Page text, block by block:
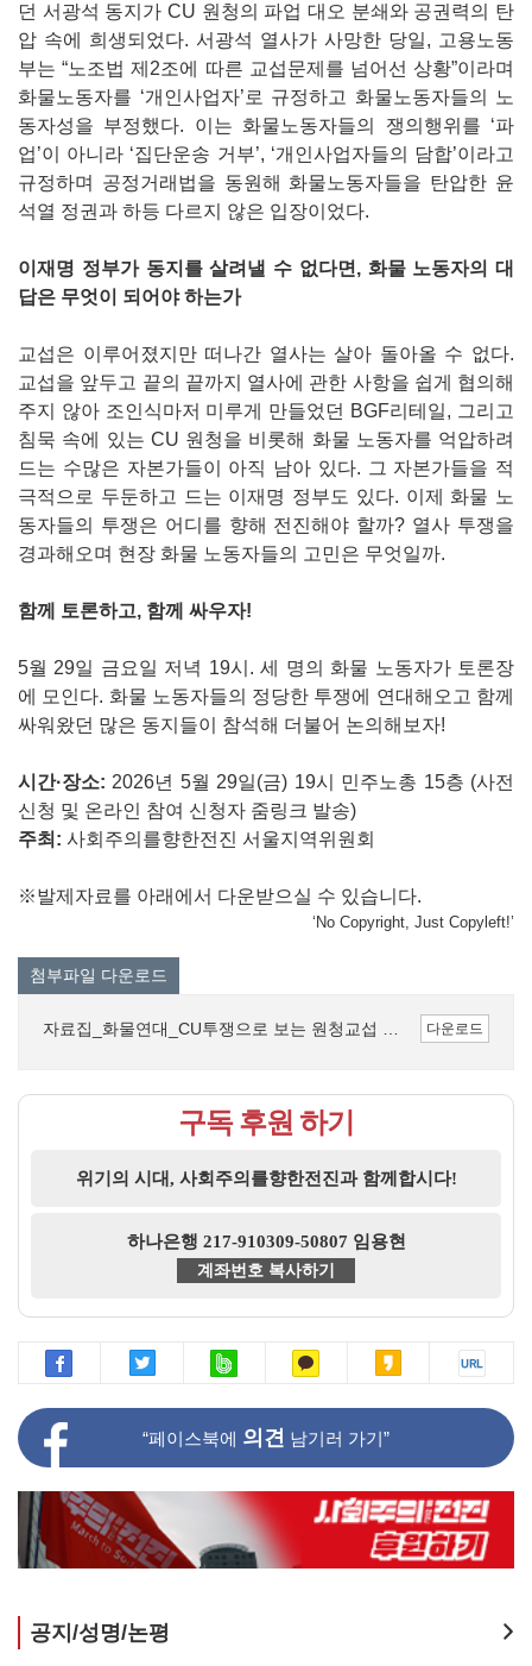
던 서광석 동지가 CU 원청의 파업 대오 분쇄와 공권력의 탄
압 속에 희생되었다. 서광석 열사가 사망한 당일, 고용노동
부는 “노조법 제2조에 따른 교섭문제를 넘어선 상황”이라며
화물노동자를 ‘개인사업자’로 규정하고 화물노동자들의 노
동자성을 부정했다. 이는 화물노동자들의 쟁의행위를 ‘파
업’이 아니라 ‘집단운송 거부’, ‘개인사업자들의 담합’이라고
규정하며 공정거래법을 동원해 화물노동자들을 탄압한 윤
석열 정권과 하등 다르지 않은 입장이었다.
이재명 정부가 동지를 살려낼 수 없다면, 화물 노동자의 대
답은 무엇이 되어야 하는가
교섭은 이루어졌지만 떠나간 열사는 살아 돌아올 수 없다.
교섭을 앞두고 끝의 끝까지 열사에 관한 사항을 쉽게 협의해
주지 않아 조인식마저 미루게 만들었던 BGF리테일, 그리고
침묵 속에 있는 CU 원청을 비롯해 화물 노동자를 억압하려
드는 수많은 자본가들이 아직 남아 있다. 그 자본가들을 적
극적으로 두둔하고 드는 이재명 정부도 있다. 이제 화물 노
동자들의 투쟁은 어디를 향해 전진해야 할까? 열사 투쟁을
경과해오며 현장 화물 노동자들의 고민은 무엇일까.
함께 토론하고, 함께 싸우자!
5월 29일 금요일 저녁 19시. 세 명의 화물 노동자가 토론장
에 모인다. 화물 노동자들의 정당한 투쟁에 연대해오고 함께
싸워왔던 많은 동지들이 참석해 더불어 논의해보자!
시간·장소: 2026년 5월 29일(금) 19시 민주노총 15층 (사전
신청 및 온라인 참여 신청자 줌링크 발송)
주최: 사회주의를향한전진 서울지역위원회
※발제자료를 아래에서 다운받으실 수 있습니다.
‘No Copyright, Just Copyleft!’
첨부파일 다운로드
다운로드
구독 후원 하기
위기의 시대, 사회주의를향한전진과 함께합시다!
하나은행 217-910309-50807 임용현
계좌번호 복사하기
“페이스북에 의견 남기러 가기”
공지/성명/논평